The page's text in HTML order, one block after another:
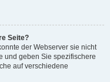
Seite?
der Webserver sie nicht
und geben Sie spezifischere
auf verschiedene